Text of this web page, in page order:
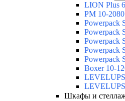
LION Plus
PM 10-
Powerpack
Powerpack
Powerpack
Powerpack
Powerpack
Boxer 10-
Шкафы и